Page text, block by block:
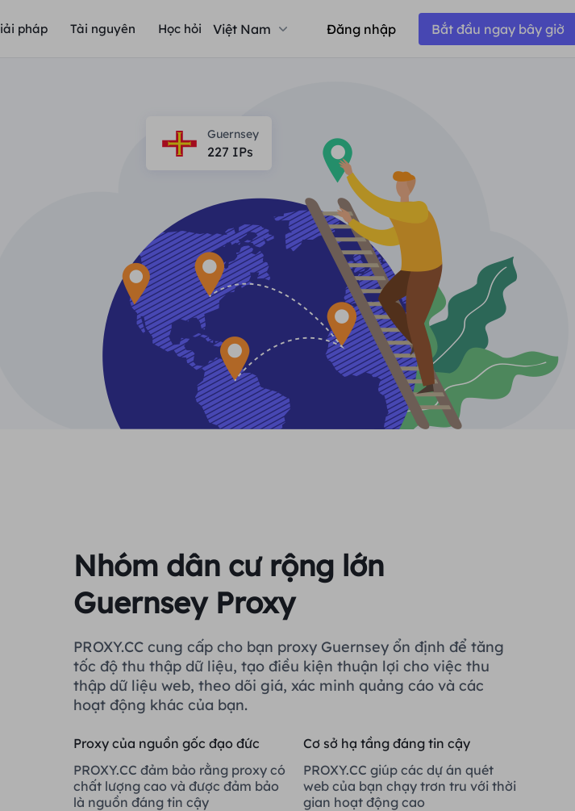
pháp Tài nguyên Học hỏi Việt Nam Đăng nhập Bắt đầu ngay bây giờ
Guernsey
227 IPs
Nhóm dân cư rộng lớn
Guernsey Proxy
PROXY.CC cung cấp cho bạn proxy Guernsey ổn định để tăng
tốc độ thu thập dữ liệu, tạo điều kiện thuận lợi cho việc thu
thập dữ liệu web, theo dõi giá, xác minh quảng cáo và các
hoạt động khác của bạn.
Proxy của nguồn gốc đạo đức
PROXY.CC đảm bảo rằng proxy có
chất lượng cao và được đảm bảo
là nguồn đáng tin cậy
Cơ sở hạ tầng đáng tin cậy
PROXY.CC giúp các dự án quét
web của bạn chạy trơn tru với thời
gian hoạt động cao